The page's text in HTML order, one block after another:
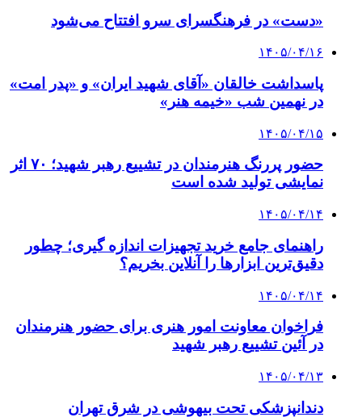
«دست» در فرهنگسرای سرو افتتاح می‌شود
۱۴۰۵/۰۴/۱۶
پاسداشت خالقان «آقای شهید ایران» و «پدر امت»
در نهمین شب «خیمه هنر»
۱۴۰۵/۰۴/۱۵
حضور پررنگ هنرمندان در تشییع رهبر شهید؛ ۷۰ اثر
نمایشی تولید شده است
۱۴۰۵/۰۴/۱۴
راهنمای جامع خرید تجهیزات اندازه گیری؛ چطور
دقیق‌ترین ابزارها را آنلاین بخریم؟
۱۴۰۵/۰۴/۱۴
فراخوان معاونت امور هنری برای حضور هنرمندان
در آئین تشییع رهبر شهید
۱۴۰۵/۰۴/۱۳
دندانپزشکی تحت بیهوشی در شرق تهران